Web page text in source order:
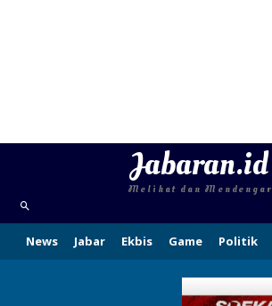
Jabaran.id
Melihat dan Mendengar
News Jabar Ekbis Game Politik